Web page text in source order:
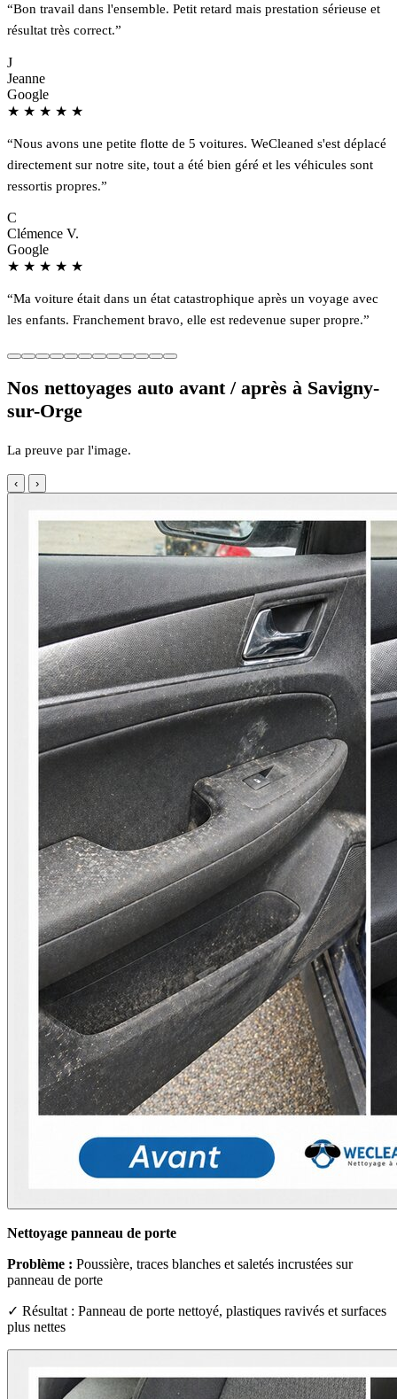
“Bon travail dans l'ensemble. Petit retard mais prestation sérieuse et
résultat très correct.”
J
Jeanne
Google
★ ★ ★ ★ ★
“Nous avons une petite flotte de 5 voitures. WeCleaned s'est déplacé
directement sur notre site, tout a été bien géré et les véhicules sont
ressortis propres.”
C
Clémence V.
Google
★ ★ ★ ★ ★
“Ma voiture était dans un état catastrophique après un voyage avec
les enfants. Franchement bravo, elle est redevenue super propre.”
Nos nettoyages auto avant / après à Savigny-
sur-Orge
La preuve par l'image.
‹ ›
Nettoyage panneau de porte
Problème : Poussière, traces blanches et saletés incrustées sur
panneau de porte
✓ Résultat : Panneau de porte nettoyé, plastiques ravivés et surfaces
plus nettes